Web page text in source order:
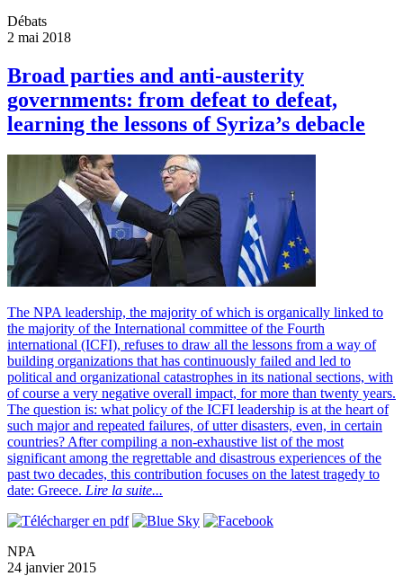
Débats
2 mai 2018
Broad parties and anti-austerity
governments: from defeat to defeat,
learning the lessons of Syriza’s debacle
The NPA leadership, the majority of which is organically linked to
the majority of the International committee of the Fourth
international (ICFI), refuses to draw all the lessons from a way of
building organizations that has continuously failed and led to
political and organizational catastrophes in its national sections, with
of course a very negative overall impact, for more than twenty years.
The question is: what policy of the ICFI leadership is at the heart of
such major and repeated failures, of utter disasters, even, in certain
countries? After compiling a non-exhaustive list of the most
significant among the regrettable and disastrous experiences of the
past two decades, this contribution focuses on the latest tragedy to
date: Greece. Lire la suite...
NPA
24 janvier 2015